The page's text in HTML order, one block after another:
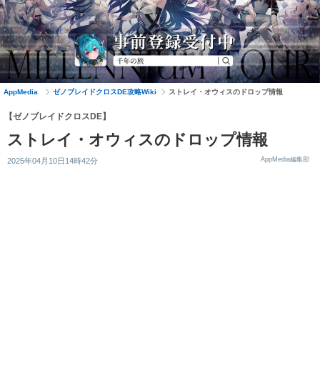
AppMedia ゼノブレイドクロスDE攻略Wiki ストレイ・オウィスのドロップ情報
【ゼノブレイドクロスDE】
ストレイ・オウィスのドロップ情報
2025年04月10日14時42分 AppMedia編集部